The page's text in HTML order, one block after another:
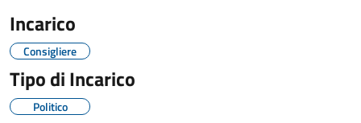
Incarico
Consigliere
Tipo di Incarico
Politico